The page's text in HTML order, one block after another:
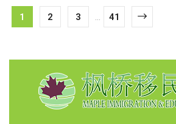
1 2 3 ... 41